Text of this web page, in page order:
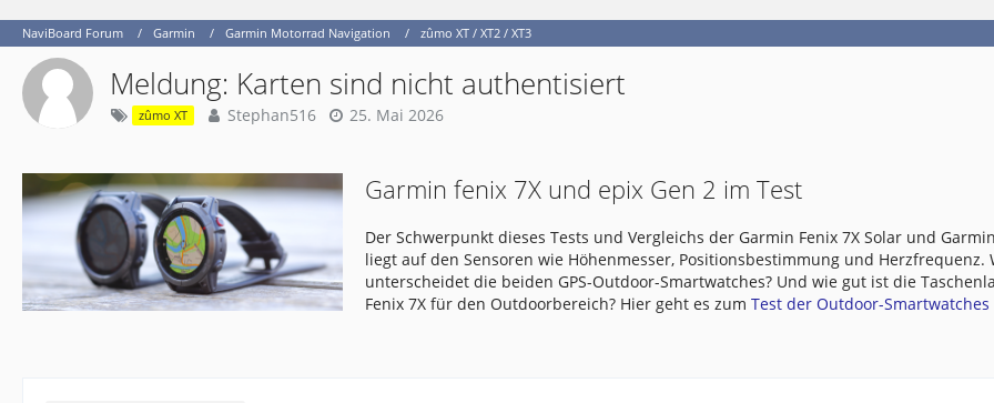
NaviBoard Forum Garmin Garmin Motorrad Navigation zûmo XT / XT2 / XT3
Meldung: Karten sind nicht authentisiert
zûmo XT Stephan516 25. Mai 2026
Garmin fenix 7X und epix Gen 2 im Test
Der Schwerpunkt dieses Tests und Vergleichs der Garmin Fenix 7X Solar und
liegt auf den Sensoren wie Höhenmesser, Positionsbestimmung und Herzfrequenz.
unterscheidet die beiden GPS-Outdoor-Smartwatches? Und wie gut ist die
Fenix 7X für den Outdoorbereich? Hier geht es zumTest der Outdoor-Smartwatches